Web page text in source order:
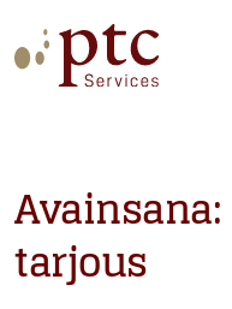
to
content
Avainsana:
tarjous